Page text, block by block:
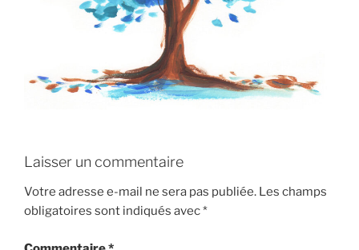
Laisser un commentaire
Votre adresse e-mail ne sera pas publiée. Les champs
obligatoires sont indiqués avec*